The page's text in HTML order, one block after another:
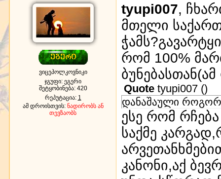
ვიცეპოლკოვნიკი
ჯგუფი: ეგერი
შეტყობინება: 420
რეპუტაცია: 1
ამ დროისთვის: ნადირობს ან
თევზაობს
tyupi007,
მთელი
რომ 100%
Quote tyupi007 ()
დანაშაული
ესე რომ
საქმე
კანონი,აქ